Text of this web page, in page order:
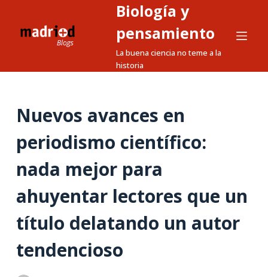
a
o
n
e
d
Biología y
pensamiento
La buena ciencia no teme a la
historia
Nuevos avances en
periodismo científico:
nada mejor para
ahuyentar lectores que un
título delatando un autor
tendencioso